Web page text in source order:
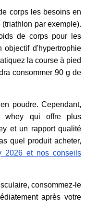
corps les besoins en
par exemple).
de corps pour les
objectif d'hypertrophie
la course à pied
consommer 90 g de
poudre. Cependant,
whey qui offre plus
et un rapport qualité
quel produit acheter,
2026 et nos conseils
consommez-le
après votre